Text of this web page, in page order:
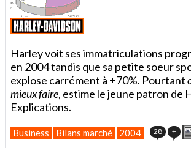
Harley voit ses immatriculations
en 2004 tandis que sa petite soeur
explose carrément à +70%. Pourtant
mieux faire, estime le jeune patron de
Explications.
Business Bilans marché 2004 28 +